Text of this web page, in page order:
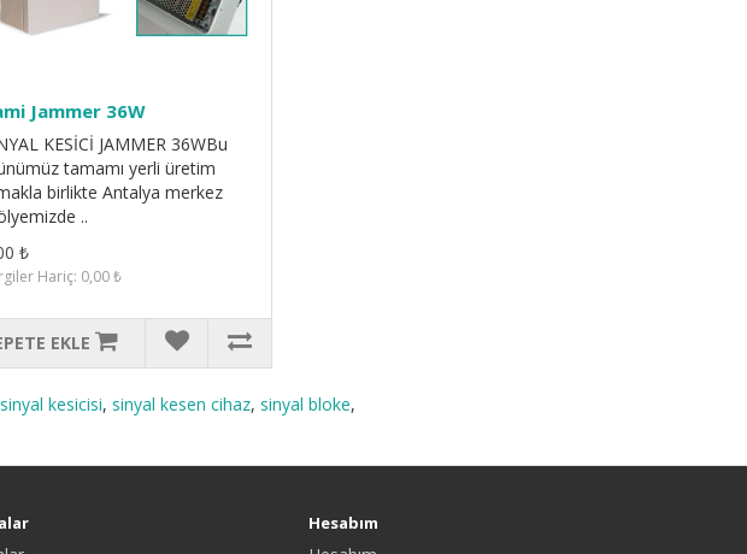
Jammer 36W
KESİCİ JAMMER 36WBu
tamamı yerli üretim
birlikte Antalya merkez
..
₺
Hariç: 0,00 ₺
EKLE
kesicisi, sinyal kesen cihaz, sinyal bloke,
Hesabım